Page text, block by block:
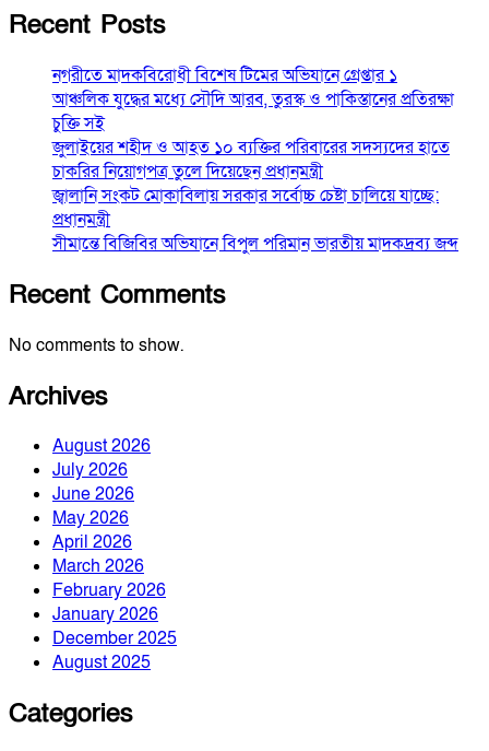
Recent Posts
নগরীতে মাদকবিরোধী বিশেষ টিমের অভিযানে গ্রেপ্তার ১
আঞ্চলিক যুদ্ধের মধ্যে সৌদি আরব, তুরস্ক ও পাকিস্তানের প্রতিরক্ষা
চুক্তি সই
জুলাইয়ের শহীদ ও আহত ১০ ব্যক্তির পরিবারের সদস্যদের হাতে
চাকরির নিয়োগপত্র তুলে দিয়েছেন প্রধানমন্ত্রী
জ্বালানি সংকট মোকাবিলায় সরকার সর্বোচ্চ চেষ্টা চালিয়ে যাচ্ছে:
প্রধানমন্ত্রী
সীমান্তে বিজিবির অভিযানে বিপুল পরিমান ভারতীয় মাদকদ্রব্য জব্দ
Recent Comments
No comments to show.
Archives
August 2026
July 2026
June 2026
May 2026
April 2026
March 2026
February 2026
January 2026
December 2025
August 2025
Categories